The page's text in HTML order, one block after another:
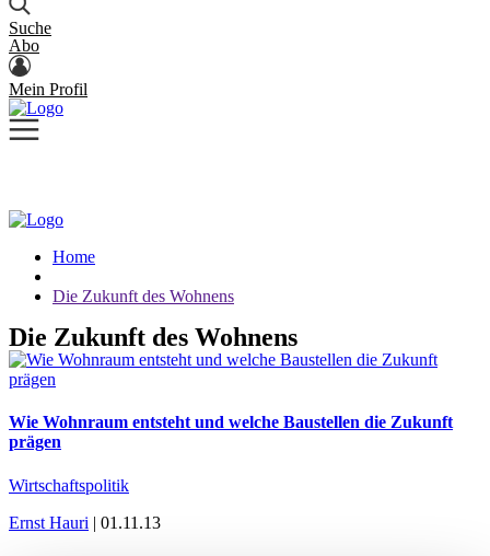
Suche
Abo
Mein Profil
Home
Die Zukunft des Wohnens
Die Zukunft des Wohnens
Wie Wohnraum entsteht und welche Baustellen die Zukunft
prägen
Wirtschaftspolitik
Ernst Hauri | 01.11.13